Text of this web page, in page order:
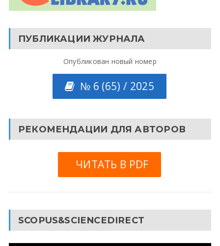
ПУБЛИКАЦИИ ЖУРНАЛА
Опубликован новый номер
№ 6 (65) / 2025
РЕКОМЕНДАЦИИ ДЛЯ АВТОРОВ
ЧИТАТЬ В PDF
SCOPUS&SCIENCEDIRECT